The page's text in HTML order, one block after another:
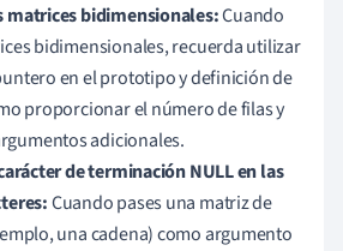
matrices bidimensionales:Cuando
bidimensionales, recuerda utilizar
en el prototipo y definición de
proporcionar el número de filas y
adicionales.
de terminación NULL en las
Cuando pases una matriz de
una cadena) como argumento